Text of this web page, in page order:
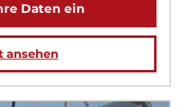
Daten ein
ansehen